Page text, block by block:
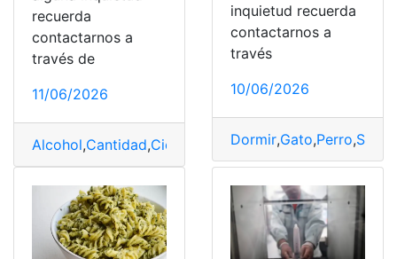
recuerda
contactarnos a
través de
11/06/2026
Alcohol,Cantidad,Ciencia Mitos,Saludable
inquietud recuerda
contactarnos a
través
10/06/2026
Dormir,Gato,Perro,